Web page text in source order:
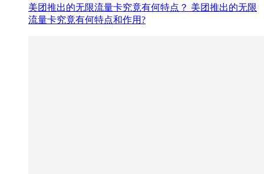
美团推出的无限流量卡究竟有何特点？ 美团推出的无限
流量卡究竟有何特点和作用?